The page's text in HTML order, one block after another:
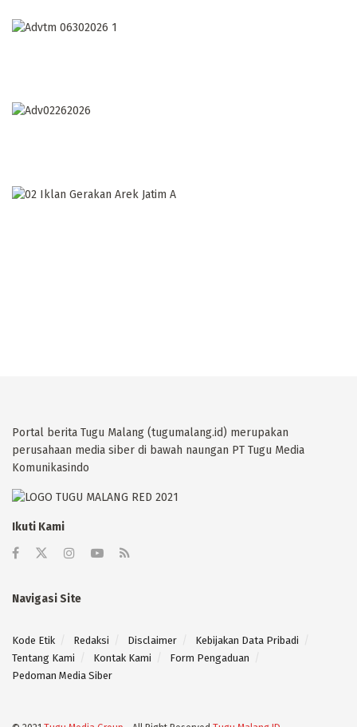
Portal berita Tugu Malang (tugumalang.id) merupakan
perusahaan media siber di bawah naungan PT Tugu Media
Komunikasindo
Ikuti Kami
Navigasi Site
Kode Etik Redaksi Disclaimer
Kebijakan Data Pribadi
Tentang Kami
Kontak Kami
Form Pengaduan
Pedoman Media Siber